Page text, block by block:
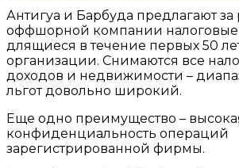
Антигуа и Барбуда предлагают
оффшорной компании налоговые
длящиеся в течение первых 50
организации. Снимаются все
доходов и недвижимости –
льгот довольно широкий.
Еще одно преимущество –
конфиденциальность операций
зарегистрированной фирмы.